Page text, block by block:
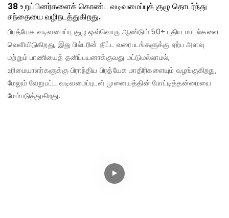
38 உறுப்பினர்களைக் கொண்ட வடிவமைப்புக் குழு தொடர்ந்து
சந்தையை வழிநடத்துகிறது.
பிரத்யேக வடிவமைப்பு குழு ஒவ்வொரு ஆண்டும் 50+ புதிய மாடல்களை
வெளியிடுகிறது, இது பில்டரின் திட்ட வரைபடங்களுக்கு ஏற்ப அளவு
மற்றும் பாணியைத் தனிப்பயனாக்குவது மட்டுமல்லாமல்,
உரிமையாளர்களுக்கு பிராந்திய பிரத்யேக மாதிரிகளையும் வழங்குகிறது,
மேலும் வேறுபட்ட வடிவமைப்புடன் முனையத்தின் போட்டித்தன்மையை
மேம்படுத்துகிறது.